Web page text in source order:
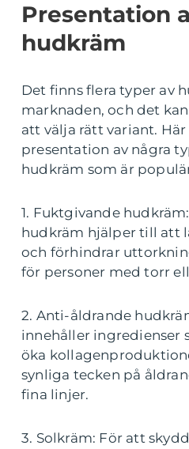
Presentation
hudkräm
Det finns flera typer av
marknaden, och det
att välja rätt variant.
presentation av några
hudkräm som är
1. Fuktgivande
hudkräm hjälper till att
och förhindrar
för personer med torr
2. Anti-åldrande
innehåller ingredienser
öka
synliga tecken på
fina linjer.
3. Solkräm: För att